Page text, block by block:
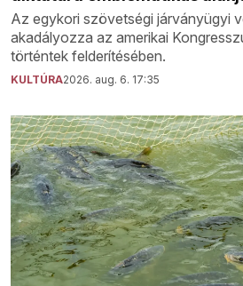
Az egykori szövetségi járványügyi
akadályozza az amerikai
történtek felderítésében.
KULTÚRA2026. aug. 6. 17:35